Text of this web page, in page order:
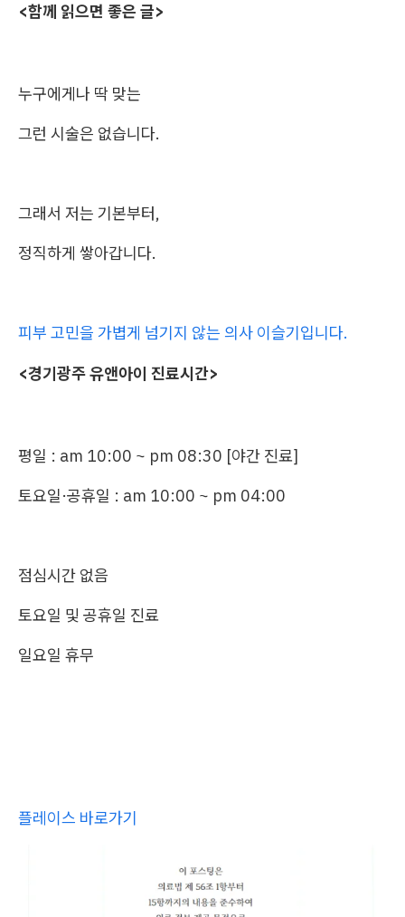
<함께 읽으면 좋은 글>
누구에게나 딱 맞는
그런 시술은 없습니다.
그래서 저는 기본부터,
정직하게 쌓아갑니다.
피부 고민을 가볍게 넘기지 않는 의사 이슬기입니다.
<경기광주 유앤아이 진료시간>
평일 : am 10:00 ~ pm 08:30 [야간 진료]
토요일·공휴일 : am 10:00 ~ pm 04:00
점심시간 없음
토요일 및 공휴일 진료
일요일 휴무
플레이스 바로가기